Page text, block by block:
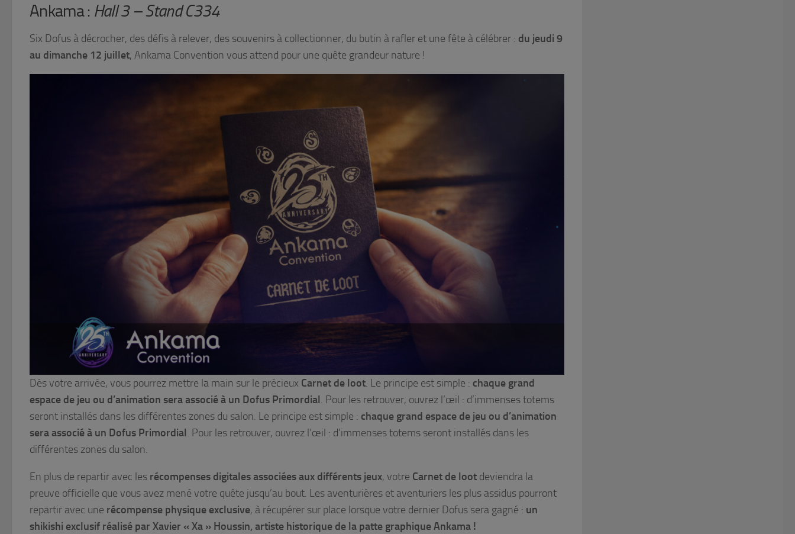
Ankama : Hall 3 – Stand C334
Six Dofus à décrocher, des défis à relever, des souvenirs à collectionner, du butin à rafler et une fête à célébrer : du jeudi 9
au dimanche 12 juillet, Ankama Convention vous attend pour une quête grandeur nature !
Dès votre arrivée, vous pourrez mettre la main sur le précieux Carnet de loot. Le principe est simple : chaque grand
espace de jeu ou d’animation sera associé à un Dofus Primordial. Pour les retrouver, ouvrez l’œil : d’immenses totems
seront installés dans les différentes zones du salon. Le principe est simple : chaque grand espace de jeu ou d’animation
sera associé à un Dofus Primordial. Pour les retrouver, ouvrez l’œil : d’immenses totems seront installés dans les
différentes zones du salon.
En plus de repartir avec les récompenses digitales associées aux différents jeux, votre Carnet de loot deviendra la
preuve officielle que vous avez mené votre quête jusqu’au bout. Les aventurières et aventuriers les plus assidus pourront
repartir avec une récompense physique exclusive, à récupérer sur place lorsque votre dernier Dofus sera gagné : un
shikishi exclusif réalisé par Xavier « Xa » Houssin, artiste historique de la patte graphique Ankama !